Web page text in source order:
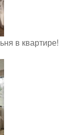
в квартире!